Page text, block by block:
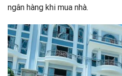
ngân hàng khi mua nhà.